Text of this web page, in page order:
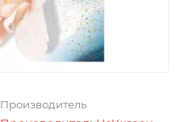
Производитель